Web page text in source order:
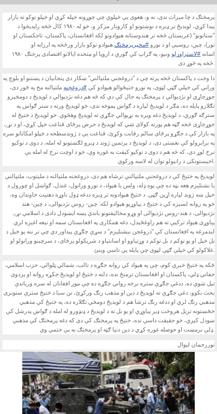
پيدا کړي، لويديځ تر ډېره د نوښتونو او کاروبار مرکز و، خو له ١٩٨٠ کال څخه راپديخوا د
"ستانونو" (عربستان څخه تر هندوستانه هېوادونو لکه افغانستان، پاکستان، تاجکستان او
نور)، چين، روسيې او د نورو #مخپرپرمختګ هېوادو توکو بازار ورڅخه په ارزانه او
اسانه #لاستراوړلو
ونيو، په ګراپ کې ګوري د اروپا او متحده ايالاتو اقتصادى پرختګ ١٩٨٠
څخه په څوړ دى.
دا وخت د پاکستان څخه پرته چې د "دروغجنې ملتپالنې" ښکار دى پنجابيان د پښتنو او بلوچ په
وراني کې خپلې ګټې لټوى، په نورو ختيځوالو هېوادو کې #دروغجنه ملتپالنه مخ په ځور دى،
جوړجاړي او نژديوالې د پرمختګ په حال کې دي که څه هم دغه نژديوالي د لويديځ د دومخيزو
تګلارو پايله ده، مګر د لويديځ لپاره د ګواښ پموخه ندى، خو لويديځ ورته د ستر ګواښ په
سترګه ګوري، د لويديځ دغه ويره به نړيوالې جګړې ته لويديځ وهڅوي. خو لويديځ د ختيځ له
جوړجاړى څخه ګټه هم پورته کولاى شي که لويديځ د حرص پرځاى قناعت خپل کړي، او د نړۍ
په بازار کې د جګړو پرځاى سالم رقابت وکړئ، قناعت يې د ژوندسطحه د خپلو امکاناتو سره
په برابرولو کې نغښتى دى، د لويديځ د پرتمين ژوند د ډېرو لګښتونو له امله، د دوى د توکيو
نرخ لوړ دى، که څه هم د دوى د توکيو کيفت به غوره وي، خو د اوچت نرخ له امله يې
اخيستونکى د رانيولو توان له لاسه ورکوي.
لويديځ په ختيځ کې د دروغجنې ملتپالنې ترشاه هم دى، دروغجنه ملتپالنه د مليتوب، ملتپالنې
يا نشنليزم هغه بڼه ده چې يوه ډله، ولس يا هېواد، د نورو ورانول، غندل، ګواښل او چورول د
خپل ښه ژوند لپاره اړين ګڼي. د ختيځ هېوادونه تر ډېره ددغه ډول ناوړه ذهنيت خاوندان وه،
خو په روانه لسيزه کې د ختيڅ د پياوړيو هېوادو لکه: چين- روس نژدېوالى، د چين- هند
نژديوالى، د هند-روس نژديوالى او وړو مخاليفتونو باندې پښه ايښودل دادى د اسلامي نړۍ
پياوړى هېواد ترکيې ته هم راوغځيدل، دغه همکارى په افغانستان سمه او نېغه اغيزه لري.
لبدمرغه په افغانستان کې "دروغجن نيشنليزم" د سړې جګړې پيداور دي چې تر ننه يو خېل د
بل خېل او يو توکم د بل توکم د وړتياوو او اسانتياو د شريکولو پرځاى، د سرچينو ورانولو او
غلاکولو کې خپلې ګټې لټوى چې پايله يې تاسې وينئ.
ځکه په ختيځ خبرې کوم، چې په هېواد کې روانه جګړه د تالب، شمالي ټلوالې، حزب اسلامي،
حقاني ډلې، پاکستان او افغانستان ترمنځ نده، دلته د ختيځ او لويديځ جکړه روانه او پردوى
تپل شوې ده، ددغې جګړې ستره برخه رواني جګړه ده چې موږ افغانان له سره ورباندې
بحث نکوو، دغې جګړې ته لويديځ د دين او مذهب رنګ ورکړئ، نن سبا د ختيځ سترې ستونزى
مذهبي رنګ لري او ددغه رنګ ترشا هم د لويديځ دومخې تګلاره ده، په ختيځ کې مذهبي
خځښتونه تربل هروخت ډېر پياوړي او يو بل ته د لويديځ د ډنډورو له امله د ګواښ پدرشل کې
ښودل کېږي، خو حقيقت داسې نده، ختيځ په پرمختګ کې دى که دغه پرمختګ کې مذهبي
ډلې نرمښت او حوصله غوره کړي د دين دنيا ګټه او پرمختګ به يې حتمي وي.
نوررحمان لېوال